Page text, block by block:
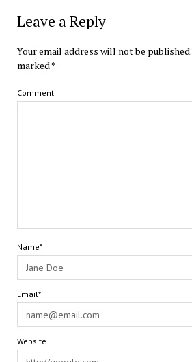
Leave a Reply
Your email address will not be published.
marked*
Comment
Name*
Email*
Website